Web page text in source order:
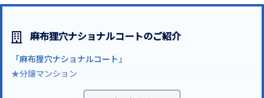
麻布狸穴ナショナルコートのご紹介
「麻布狸穴ナショナルコート」
★分譲マンション